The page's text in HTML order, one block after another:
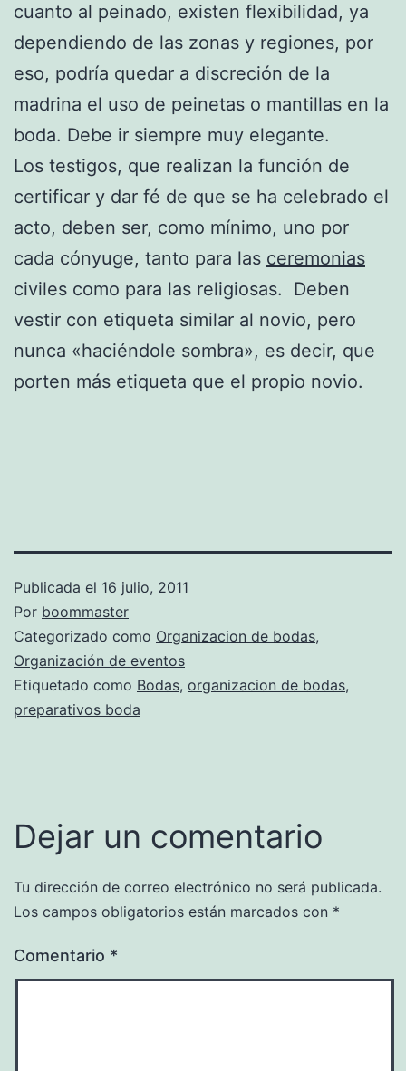
cuanto al peinado, existen flexibilidad, ya
dependiendo de las zonas y regiones, por
eso, podría quedar a discreción de la
madrina el uso de peinetas o mantillas en la
boda. Debe ir siempre muy elegante.
Los testigos, que realizan la función de
certificar y dar fé de que se ha celebrado el
acto, deben ser, como mínimo, uno por
cada cónyuge, tanto para las ceremonias
civiles como para las religiosas. Deben
vestir con etiqueta similar al novio, pero
nunca «haciéndole sombra», es decir, que
porten más etiqueta que el propio novio.
Publicada el 16 julio, 2011
Por boommaster
Categorizado como Organizacion de bodas,
Organización de eventos
Etiquetado como Bodas, organizacion de bodas,
preparativos boda
Dejar un comentario
Tu dirección de correo electrónico no será publicada.
Los campos obligatorios están marcados con *
Comentario *